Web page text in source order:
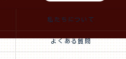
私たちについて
よくある質問